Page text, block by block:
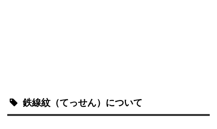
鉄線紋（てっせん） について